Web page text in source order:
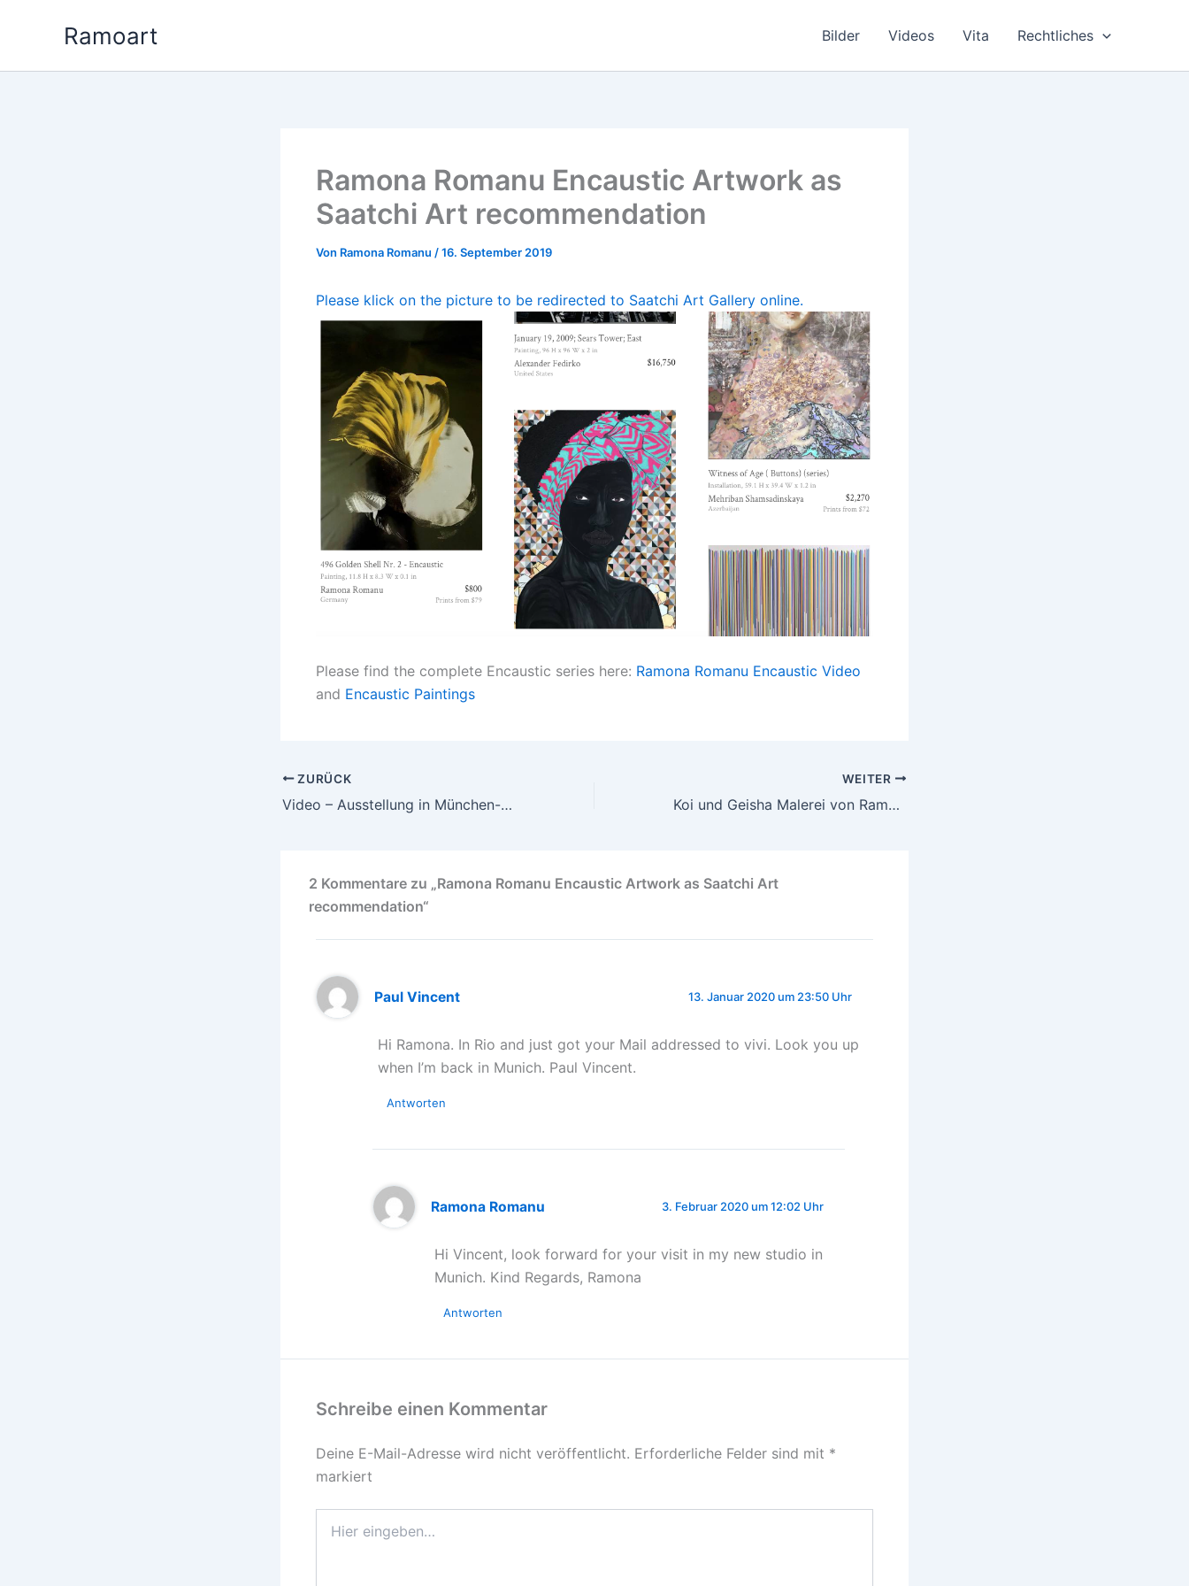
Ramoart Bilder Videos Vita Rechtliches
Ramona Romanu Encaustic Artwork as
Saatchi Art recommendation
Von Ramona Romanu /16. September 2019
Please klick on the picture to be redirected to Saatchi Art Gallery online.
Please find the complete Encaustic series here: Ramona Romanu Encaustic Video
and Encaustic Paintings
ZURÜCK
Video – Ausstellung in München-Schwabing
WEITER
Koi und Geisha Malerei von Ramona Romanu im Tokyo Metropolitan Theatre
2 Kommentare zu „Ramona Romanu Encaustic Artwork as Saatchi Art
recommendation“
Paul Vincent 13. Januar 2020 um 23:50 Uhr
Hi Ramona. In Rio and just got your Mail addressed to vivi. Look you up
when I’m back in Munich. Paul Vincent.
Antworten
Ramona Romanu 3. Februar 2020 um 12:02 Uhr
Hi Vincent, look forward for your visit in my new studio in
Munich. Kind Regards, Ramona
Antworten
Schreibe einen Kommentar
Deine E-Mail-Adresse wird nicht veröffentlicht. Erforderliche Felder sind mit *
markiert
eingeben…